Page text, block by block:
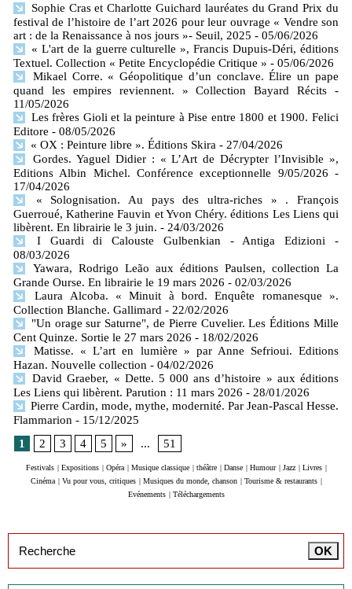
Sophie Cras et Charlotte Guichard lauréates du Grand Prix du
festival de l’histoire de l’art 2026 pour leur ouvrage « Vendre son
art : de la Renaissance à nos jours »- Seuil, 2025 - 05/06/2026
« L'art de la guerre culturelle », Francis Dupuis-Déri, éditions
Textuel. Collection « Petite Encyclopédie Critique » - 05/06/2026
Mikael Corre. « Géopolitique d’un conclave. Élire un pape
quand les empires reviennent. » Collection Bayard Récits
-
11/05/2026
Les frères Gioli et la peinture à Pise entre 1800 et 1900. Felici
Editore - 08/05/2026
« OX : Peinture libre ». Éditions Skira - 27/04/2026
Gordes. Yaguel Didier : « L’Art de Décrypter l’Invisible »,
Editions Albin Michel. Conférence exceptionnelle 9/05/2026 -
17/04/2026
« Solognisation. Au pays des ultra-riches » . François
Guerroué, Katherine Fauvin et Yvon Chéry. éditions Les Liens qui
libèrent. En librairie le 3 juin. - 24/03/2026
I Guardi di Calouste Gulbenkian - Antiga Edizioni
-
08/03/2026
Yawara, Rodrigo Leão aux éditions Paulsen, collection La
Grande Ourse. En librairie le 19 mars 2026 - 02/03/2026
Laura Alcoba. « Minuit à bord. Enquête romanesque ».
Collection Blanche. Gallimard - 22/02/2026
"Un orage sur Saturne", de Pierre Cuvelier. Les Éditions Mille
Cent Quinze. Sortie le 27 mars 2026 - 18/02/2026
Matisse. « L’art en lumière » par Anne Sefrioui. Editions
Hazan. Nouvelle collection - 04/02/2026
David Graeber, « Dette. 5 000 ans d’histoire » aux éditions
Les Liens qui libèrent. Parution : 11 mars 2026 - 28/01/2026
Pierre Cardin, mode, mythe, modernité. Par Jean-Pascal Hesse.
Flammarion - 15/12/2025
1
2 3 4 5 » ... 51
Festivals Expositions Opéra Musique classique théâtre Danse Humour Jazz Livres
Cinéma
Vu pour vous, critiques Musiques du monde, chanson Tourisme & restaurants
Evénements
Téléchargements